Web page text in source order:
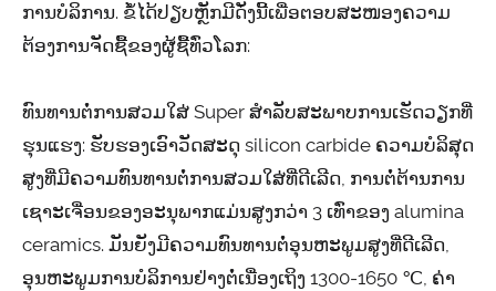
ການບໍລິການ. ຂໍ້ໄດ້ປຽບຫຼັກມີດັ່ງນີ້ເພື່ອຕອບສະໜອງຄວາມ
ຕ້ອງການຈັດຊື້ຂອງຜູ້ຊື້ທົ່ວໂລກ:
ທົນທານຕໍ່ການສວມໃສ່ Super ສໍາລັບສະພາບການເຮັດວຽກທີ່
ຮຸນແຮງ: ຮັບຮອງເອົາວັດສະດຸ silicon carbide ຄວາມບໍລິສຸດ
ສູງທີ່ມີຄວາມທົນທານຕໍ່ການສວມໃສ່ທີ່ດີເລີດ, ການຕໍ່ຕ້ານການ
ເຊາະເຈື່ອນຂອງອະນຸພາກແມ່ນສູງກວ່າ 3 ເທົ່າຂອງ alumina
ceramics. ມັນຍັງມີຄວາມທົນທານຕໍ່ອຸນຫະພູມສູງທີ່ດີເລີດ,
ອຸນຫະພູມການບໍລິການຢ່າງຕໍ່ເນື່ອງເຖິງ 1300-1650 ℃, ຄ່າ